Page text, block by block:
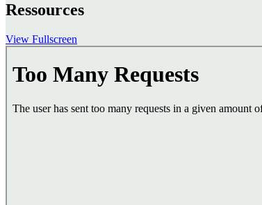
Ressources
View Fullscreen
Aller
contenu